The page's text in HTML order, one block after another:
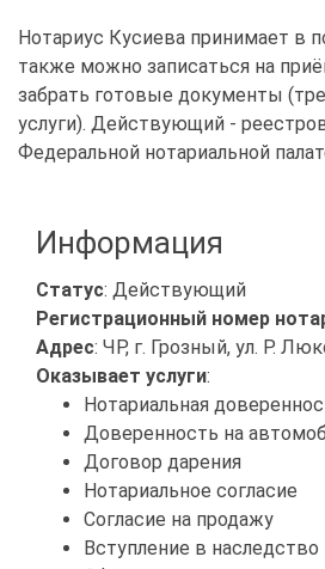
Нотариус Кусиева принимает в
также можно записаться на
забрать готовые документы
услуги). Действующий -
Федеральной нотариальной
Информация
Статус: Действующий
Регистрационный номер
Адрес: ЧР, г. Грозный, ул. Р.
Оказывает услуги:
Нотариальная
Доверенность на
Договор дарения
Нотариальное согласие
Согласие на продажу
Вступление в наследство